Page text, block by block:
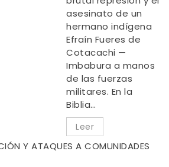
asesinato de un
hermano indígena
Efraín Fueres de
Cotacachi —
Imbabura a manos
de las fuerzas
militares. En la
Biblia…
Leer